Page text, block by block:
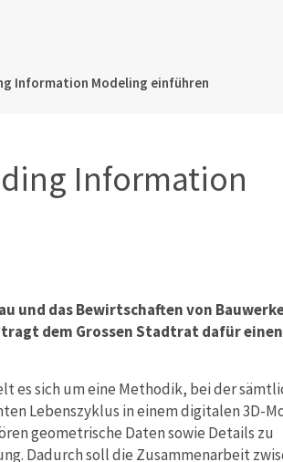
Information Modeling einführen
Information
und das Bewirtschaften von
dem Grossen Stadtrat dafür einen
es sich um eine Methodik, bei der
Lebenszyklus in einem digitalen 3D-
geometrische Daten sowie Details zu
Dadurch soll die Zusammenarbeit